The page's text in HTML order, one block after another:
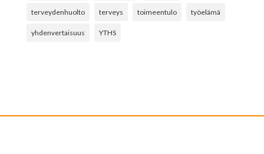
terveydenhuolto terveys toimeentulo työelämä
yhdenvertaisuus YTHS